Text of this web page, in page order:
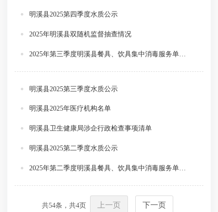
明溪县2025第四季度水质公示
2025年明溪县双随机监督抽查情况
明溪县2025第三季度水质公示
明溪县2025年医疗机构名单
明溪县卫生健康局涉企行政检查事项清单
明溪县2025第二季度水质公示
共54条，共4页 上一页 下一页